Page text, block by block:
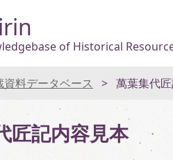
of Historical
資料データベース 萬葉集代
匠記内容見本